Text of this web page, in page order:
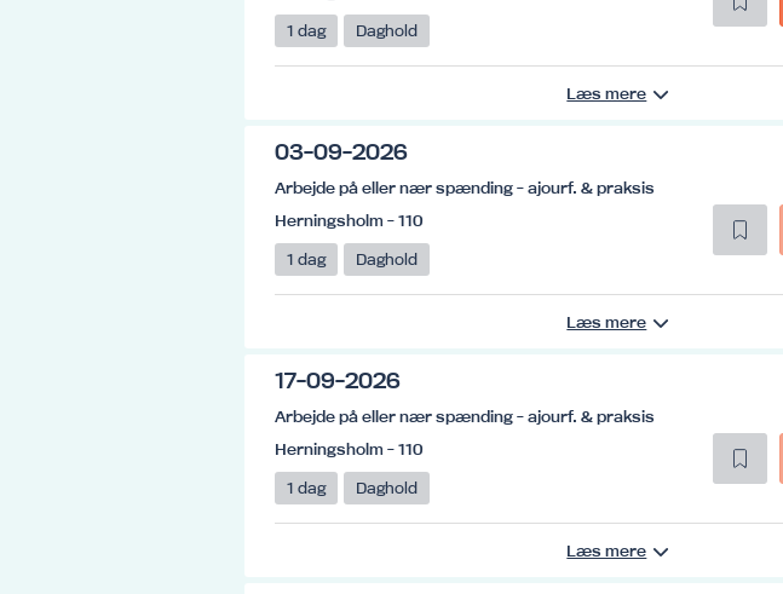
1 dag
Daghold
Læs mere
03-09-2026
Arbejde på eller nær spænding - ajourf. & praksis
Herningsholm - 110
1 dag
Daghold
Læs mere
17-09-2026
Arbejde på eller nær spænding - ajourf. & praksis
Herningsholm - 110
1 dag
Daghold
Læs mere